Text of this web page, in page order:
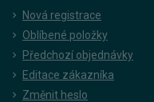
Nová registrace
Oblíbené položky
Předchozí objednávky
Editace zákazníka
Změnit heslo